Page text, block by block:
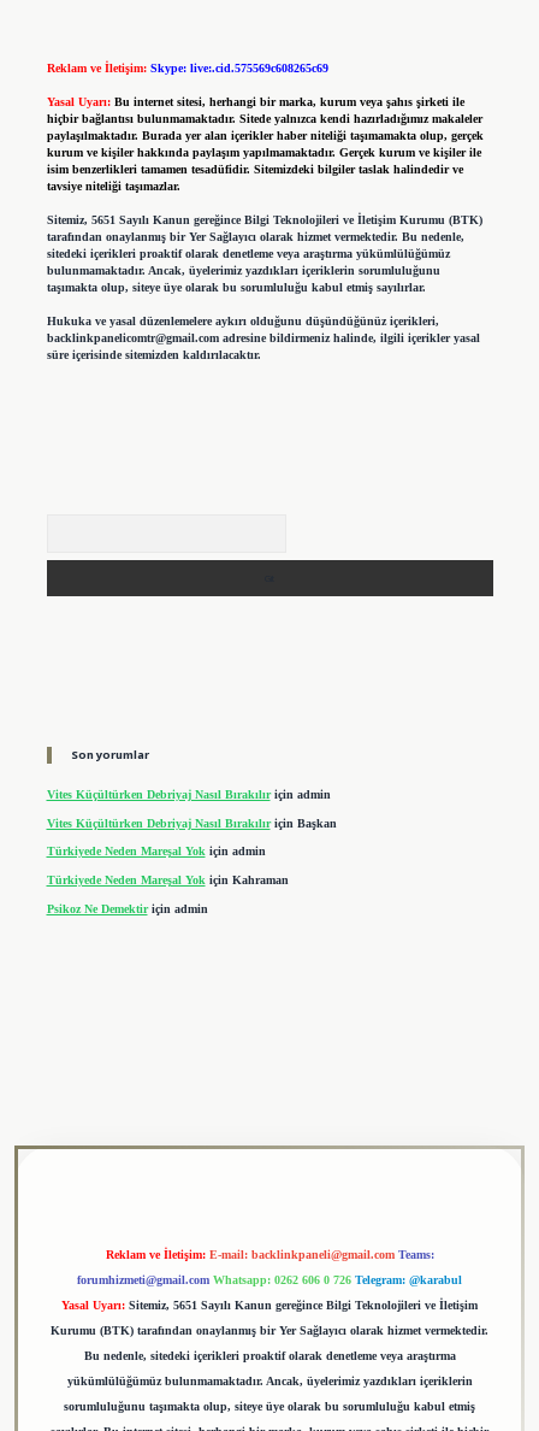
Reklam ve İletişim: Skype: live:.cid.575569c608265c69
Yasal Uyarı: Bu internet sitesi, herhangi bir marka, kurum veya şahıs şirketi ile
hiçbir bağlantısı bulunmamaktadır. Sitede yalnızca kendi hazırladığımız makaleler
paylaşılmaktadır. Burada yer alan içerikler haber niteliği taşımamakta olup, gerçek
kurum ve kişiler hakkında paylaşım yapılmamaktadır. Gerçek kurum ve kişiler ile
isim benzerlikleri tamamen tesadüfidir. Sitemizdeki bilgiler taslak halindedir ve
tavsiye niteliği taşımazlar.
Sitemiz, 5651 Sayılı Kanun gereğince Bilgi Teknolojileri ve İletişim Kurumu (BTK)
tarafından onaylanmış bir Yer Sağlayıcı olarak hizmet vermektedir. Bu nedenle,
sitedeki içerikleri proaktif olarak denetleme veya araştırma yükümlülüğümüz
bulunmamaktadır. Ancak, üyelerimiz yazdıkları içeriklerin sorumluluğunu
taşımakta olup, siteye üye olarak bu sorumluluğu kabul etmiş sayılırlar.
Hukuka ve yasal düzenlemelere aykırı olduğunu düşündüğünüz içerikleri,
backlinkpanelicomtr@gmail.comadresine bildirmeniz halinde, ilgili içerikler yasal
süre içerisinde sitemizden kaldırılacaktır.
Son yorumlar
Vites Küçültürken Debriyaj Nasıl Bırakılıriçin admin
Vites Küçültürken Debriyaj Nasıl Bırakılıriçin Başkan
Türkiyede Neden Mareşal Yokiçin admin
Türkiyede Neden Mareşal Yok için Kahraman
Psikoz Ne Demektiriçin admin
Reklam ve İletişim: E-mail: backlinkpaneli@gmail.com Teams:
forumhizmeti@gmail.com Whatsapp: 0262 606 0 726 Telegram: @karabul
Yasal Uyarı: Sitemiz, 5651 Sayılı Kanun gereğince Bilgi Teknolojileri ve İletişim
Kurumu (BTK) tarafından onaylanmış bir Yer Sağlayıcı olarak hizmet vermektedir.
Bu nedenle, sitedeki içerikleri proaktif olarak denetleme veya araştırma
yükümlülüğümüz bulunmamaktadır. Ancak, üyelerimiz yazdıkları içeriklerin
sorumluluğunu taşımakta olup, siteye üye olarak bu sorumluluğu kabul etmiş